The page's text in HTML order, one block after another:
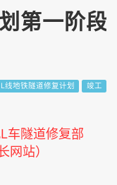
第一阶段
L线地铁隧道修复计划 竣工
车隧道修复部
网站）